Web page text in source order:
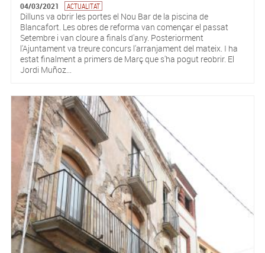
04/03/2021 ACTUALITAT
Dilluns va obrir les portes el Nou Bar de la piscina de
Blancafort. Les obres de reforma van començar el passat
Setembre i van cloure a finals d'any. Posteriorment
l'Ajuntament va treure concurs l'arranjament del mateix. I ha
estat finalment a primers de Març que s'ha pogut reobrir. El
Jordi Muñoz...